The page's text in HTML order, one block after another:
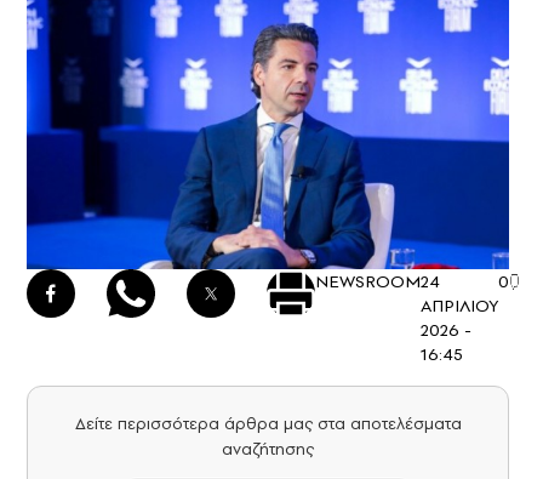
NEWSROOM24
ΑΠΡΙΛΙΟΥ
2026 -
16:45
0
Δείτε περισσότερα άρθρα μας στα αποτελέσματα
αναζήτησης